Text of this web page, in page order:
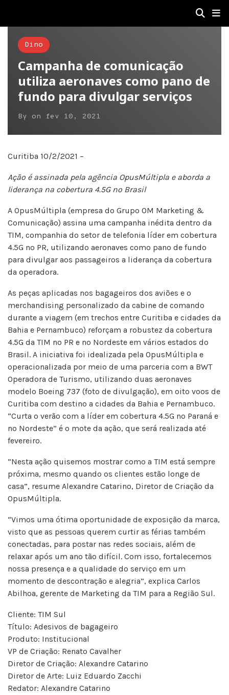
Dino
Campanha de comunicação
utiliza aeronaves como pano de
fundo para divulgar serviços
By on fev 10, 2021
Curitiba 10/2/2021 –
Ação é assinada pela agência OpusMúltipla e aborda a
liderança na cobertura 4.5G no Brasil
A OpusMúltipla (empresa do Grupo OM Marketing &
Comunicação) assina uma campanha inédita dentro da
TIM, companhia do setor de telefonia líder em cobertura
4.5G no PR, utilizando aeronaves como pano de fundo
para divulgar aos passageiros a liderança da cobertura
da operadora.
As peças aplicadas nos bagageiros dos aviões e o
merchandising personalizado da cabine de comando
durante a viagem (em trechos entre Curitiba e cidades da
Bahia e Pernambuco) reforçam a robustez da cobertura
4.5G da TIM no PR e no Nordeste em vários estados do
Brasil. A iniciativa foi idealizada pela OpusMúltipla e
operacionalizada por meio de uma parceria com a BWT
Operadora de Turismo, utilizando duas aeronaves
modelo Boeing 737 (foto de divulgação), em oito voos de
Curitiba com destino a cidades da Bahia e Pernambuco.
“Curta o verão com a líder em cobertura 4.5G no Paraná e
no Nordeste” é o mote da ação, que será realizada até
fevereiro.
“Nesta ação quisemos mostrar como a TIM está sempre
próxima, mesmo quando os clientes estão longe de
casa”, resume Alexandre Catarino, Diretor de Criação da
OpusMúltipla.
“Vimos uma ótima oportunidade de exposição da marca,
visto que as pessoas querem curtir as férias também
conectadas, para postar nas redes sociais, além de
relaxar após um ano tão difícil. Com isso, fortalecemos
nossa presença e a qualidade do serviço em um
momento de descontração e alegria”, explica Carlos
Abilhoa, gerente de Marketing da TIM para a Região Sul.
Cliente: TIM Sul
Título: Adesivos de bagageiro
Produto: Institucional
VP de Criação: Renato Cavalher
Diretor de Criação: Alexandre Catarino
Diretor de Arte: Luiz Eduardo Zacchi
Redator: Alexandre Catarino